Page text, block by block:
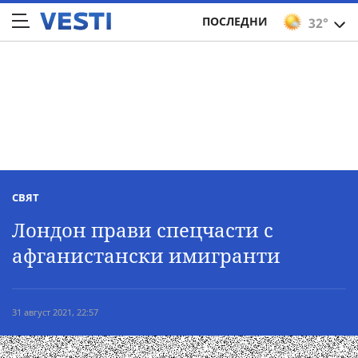
32°
ПОСЛЕДНИ
СВЯТ
Лондон прави спецчасти с
афганистански имигранти
31 август 2021, 22:57